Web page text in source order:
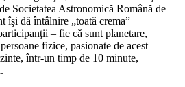
Societatea Astronomică Română de
îşi dă întâlnire „toată crema”
– fie că sunt planetare,
fizice, pasionate de acest
într-un timp de 10 minute,